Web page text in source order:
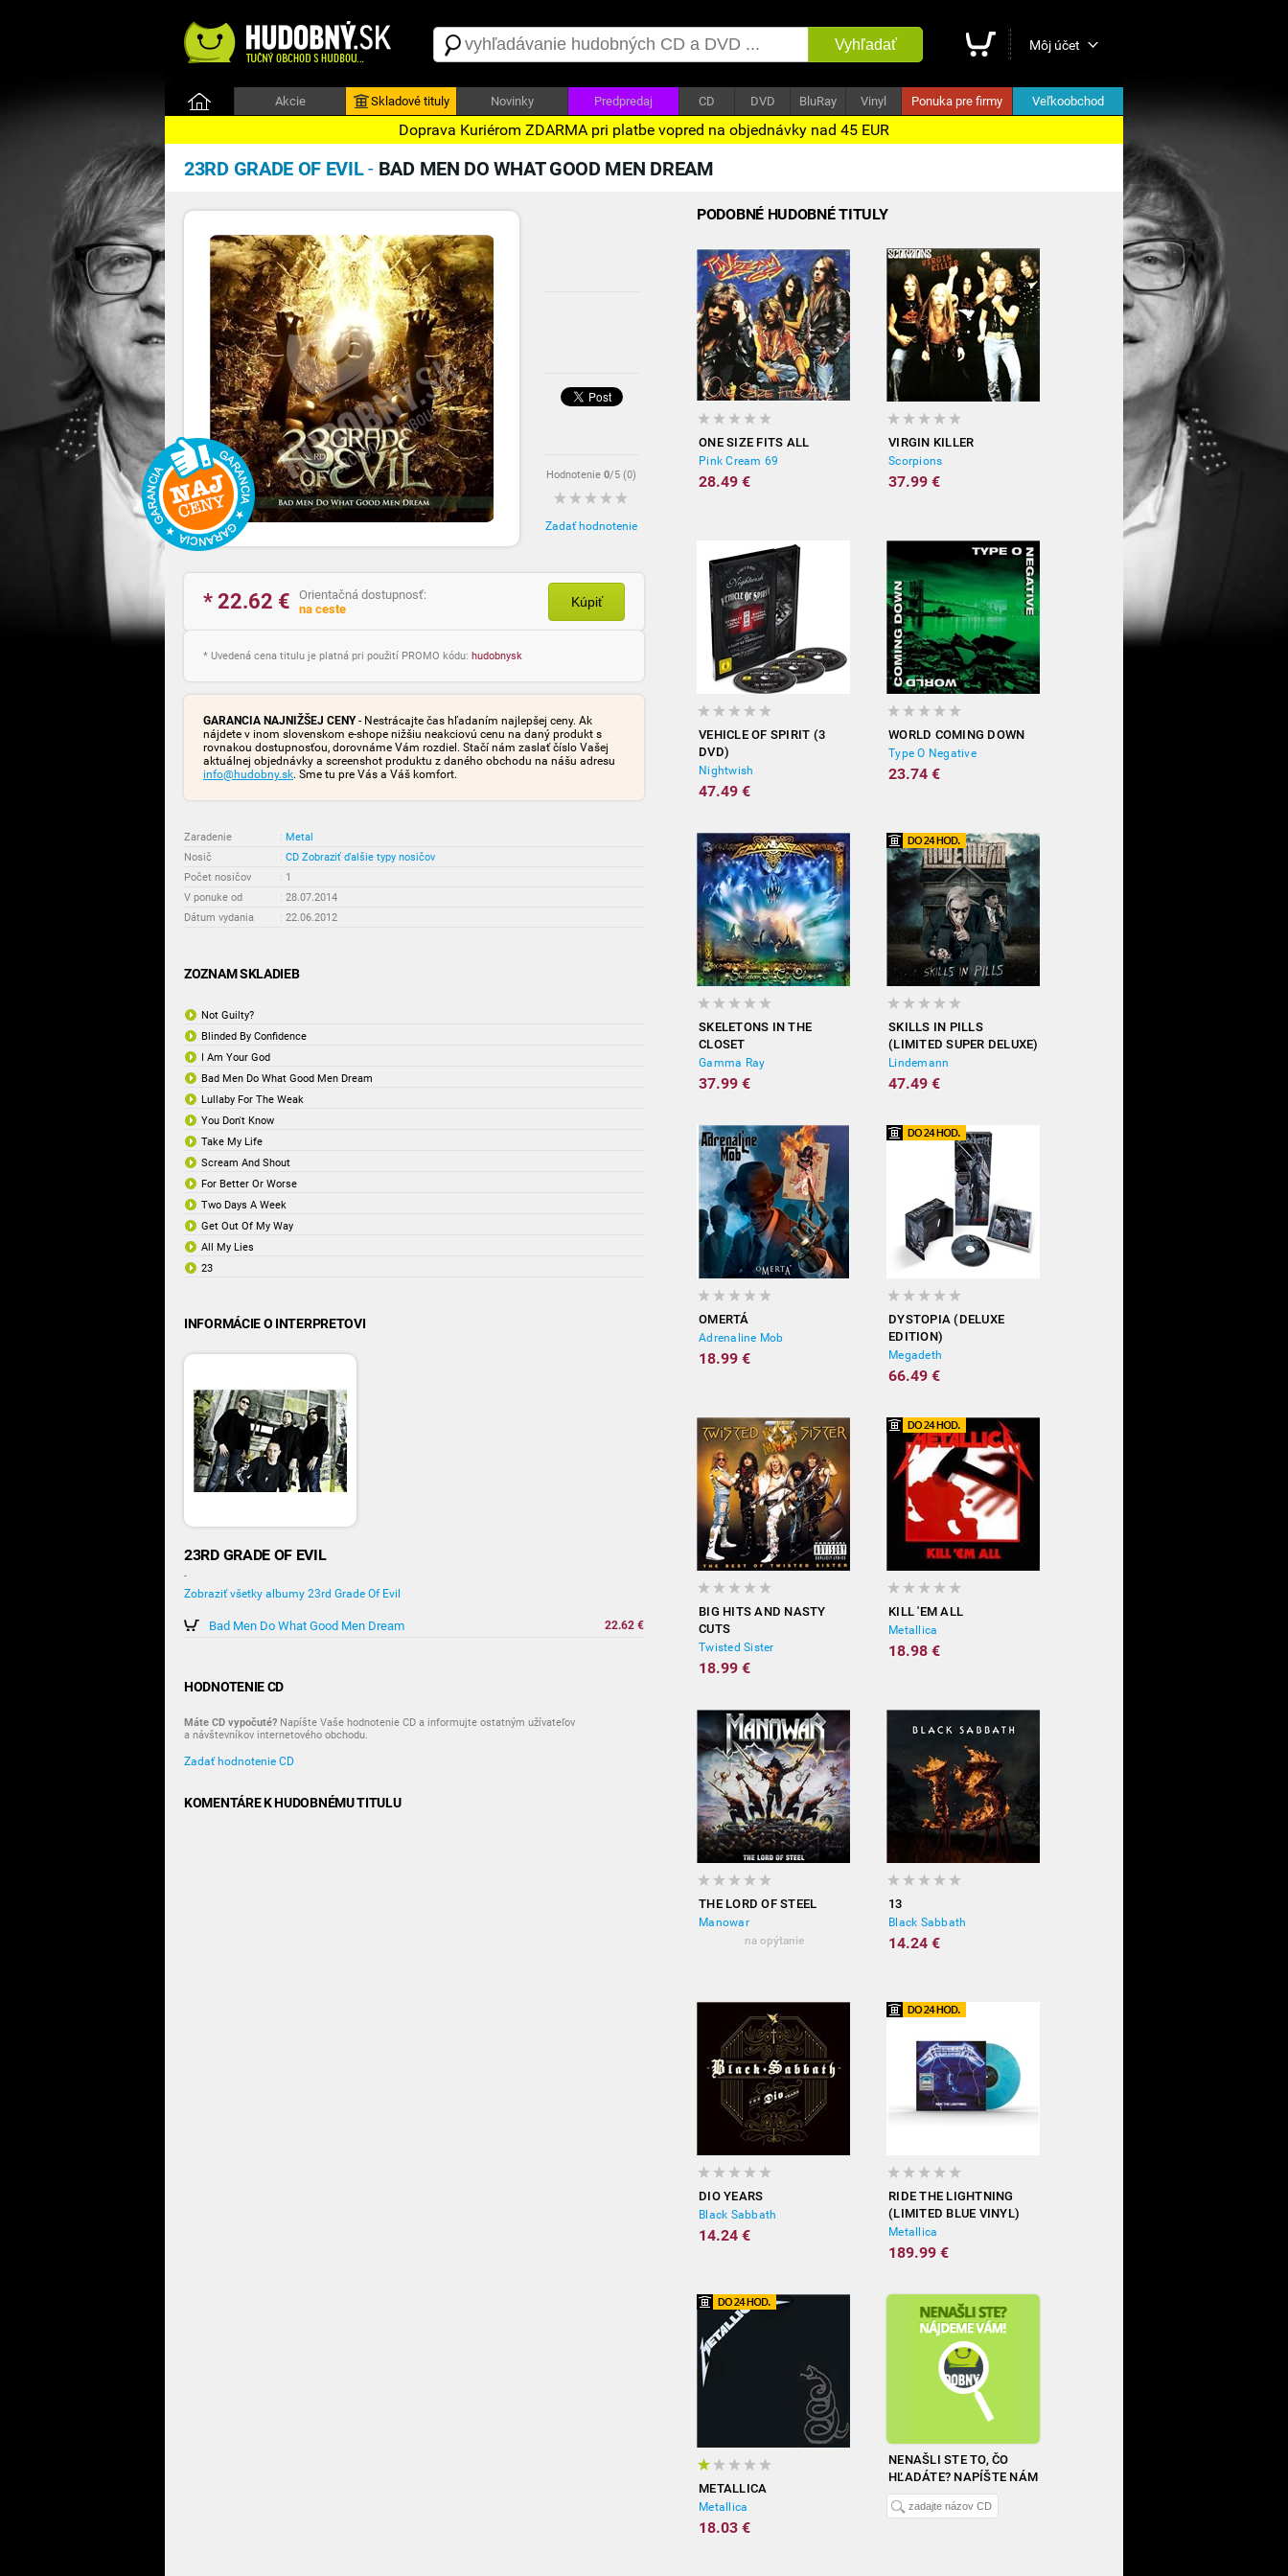
Vyhľadať Môj účet
Akcie Skladové tituly Novinky Predpredaj CD DVD BluRay Vinyl Ponuka pre firmy Veľkoobchod
Doprava Kuriérom ZDARMA pri platbe vopred na objednávky nad 45 EUR
23RD GRADE OF EVIL- BAD MEN DO WHAT GOOD MEN DREAM
Hodnotenie 0/5 (0)
Zadať hodnotenie
* 22.62 €
Orientačná dostupnosť:
na ceste
Kúpiť
* Uvedená cena titulu je platná pri použití PROMO kódu: hudobnysk
GARANCIA NAJNIŽŠEJ CENY- Nestrácajte čas hľadaním najlepšej ceny. Ak
nájdete v inom slovenskom e-shope nižšiu neakciovú cenu na daný produkt s
rovnakou dostupnosťou, dorovnáme Vám rozdiel. Stačí nám zaslať číslo Vašej
aktuálnej objednávky a screenshot produktu z daného obchodu na nášu adresu
info@hudobny.sk. Sme tu pre Vás a Váš komfort.
Zaradenie : Metal
Nosič
: CD Zobraziť ďalšie typy nosičov
Počet nosičov
: 1
V ponuke od
: 28.07.2014
Dátum vydania
: 22.06.2012
ZOZNAM SKLADIEB
Not Guilty?
Blinded By Confidence
I Am Your God
Bad Men Do What Good Men Dream
Lullaby For The Weak
You Don't Know
Take My Life
Scream And Shout
For Better Or Worse
Two Days A Week
Get Out Of My Way
All My Lies
23
INFORMÁCIE O INTERPRETOVI
23RD GRADE OF EVIL
-
Zobraziť všetky albumy 23rd Grade Of Evil
Bad Men Do What Good Men Dream 22.62 €
HODNOTENIE CD
Máte CD vypočuté? Napíšte Vaše hodnotenie CD a informujte ostatným užívateľov
a návštevníkov internetového obchodu.
Zadať hodnotenie CD
KOMENTÁRE K HUDOBNÉMU TITULU
PODOBNÉ HUDOBNÉ TITULY
ONE SIZE FITS ALL
Pink Cream 69
28.49 €
VIRGIN KILLER
Scorpions
37.99 €
VEHICLE OF SPIRIT (3
DVD)
Nightwish
47.49 €
WORLD COMING DOWN
Type O Negative
23.74 €
SKELETONS IN THE
CLOSET
Gamma Ray
37.99 €
SKILLS IN PILLS
(LIMITED SUPER DELUXE)
Lindemann
47.49 €
OMERTÁ
Adrenaline Mob
18.99 €
DYSTOPIA (DELUXE
EDITION)
Megadeth
66.49 €
BIG HITS AND NASTY
CUTS
Twisted Sister
18.99 €
KILL 'EM ALL
Metallica
18.98 €
THE LORD OF STEEL
Manowar
na opýtanie
13
Black Sabbath
14.24 €
DIO YEARS
Black Sabbath
14.24 €
RIDE THE LIGHTNING
(LIMITED BLUE VINYL)
Metallica
189.99 €
METALLICA
Metallica
18.03 €
NENAŠLI STE TO, ČO
HĽADÁTE? NAPÍŠTE NÁM